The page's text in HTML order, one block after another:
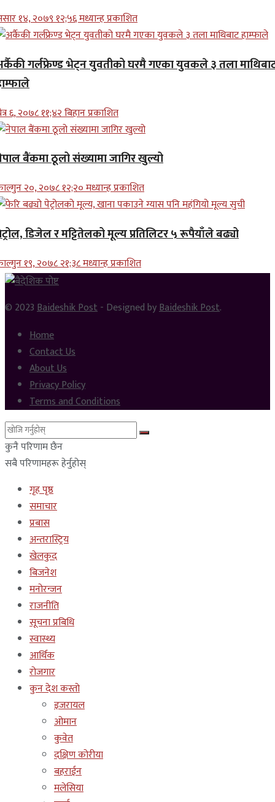
१४, २०७९ १२;५६ मध्यान्ह प्रकाशित
गर्लफ्रेण्ड भेट्न युवतीको घरमै गएका युवकले ३ तला
६, २०७८ ११;४२ बिहान प्रकाशित
बैंकमा ठूलो संख्यामा जागिर खुल्यो
२०, २०७८ १२;२० मध्यान्ह प्रकाशित
डिजेल र मट्टितेलको मूल्य प्रतिलिटर ५ रूपैयाँले बढ्यो
१९, २०७८ २१;३८ मध्यान्ह प्रकाशित
© 2023Baideshik Post- Designed byBaideshik Post.
Home
Contact Us
About Us
Privacy Policy
Terms and Conditions
कुनै परिणाम छैन
सबै परिणामहरू हेर्नुहोस्
गृह पृष्ठ
समाचार
प्रबास
अन्तरास्ट्रिय
खेलकुद
बिजनेश
मनोरन्जन
राजनीति
सूचना प्रबिधि
स्वास्थ्य
आर्थिक
रोजगार
कुन देश कस्तो
इजरायल
ओमान
कुवेत
दक्षिण कोरीया
बहराईन
मलेसिया